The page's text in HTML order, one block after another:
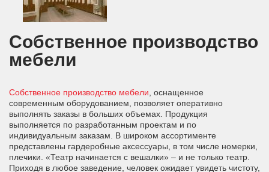
Собственное производство
мебели
Собственное производство мебели , оснащенное
современным оборудованием, позволяет оперативно
выполнять заказы в больших объемах. Продукция
выполняется по разработанным проектам и по
индивидуальным заказам. В широком ассортименте
представлены гардеробные аксессуары, в том числе номерки,
плечики. «Театр начинается с вешалки» – и не только театр.
Приходя в любое заведение, человек ожидает увидеть чистоту,